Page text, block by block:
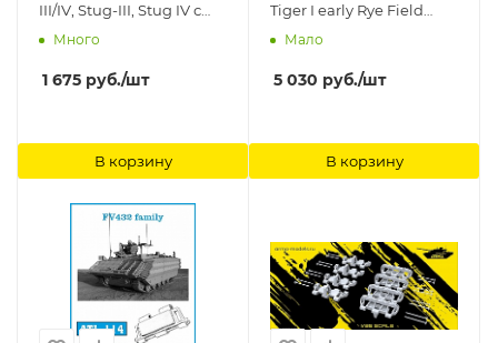
III/IV, Stug-III, Stug IV с
уширителями
3D печать Arma Models
Много
1 675 руб./шт
В корзину
Tiger I early Rye Field
Model (RFM)
Мало
5 030 руб./шт
В корзину